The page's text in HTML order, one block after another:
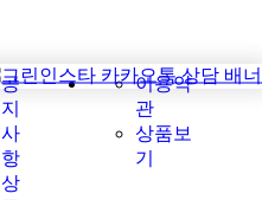
공
지
사
항
상
이용약
관
상품보
기